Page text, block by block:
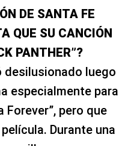
DE SANTA FE
QUE SU CANCIÓN
PANTHER”?
desilusionado luego
especialmente para
Forever”, pero que
Durante una